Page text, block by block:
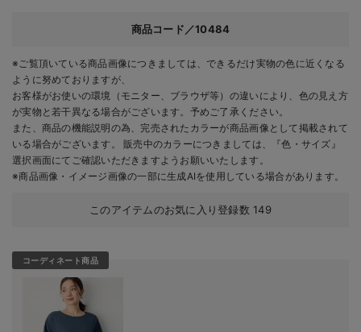
商品コード／10484
※ご覧頂いている商品画像につきましては、できるだけ実物の色に近くなる
ように努めておりますが、
お客様がお使いの環境（モニター、ブラウザ等）の違いにより、色の見え方
が実物と若干異なる場合がございます。予めご了承ください。
また、商品の機能説明の為、完売されたカラーが商品画像として掲載されて
いる場合がございます。 販売中のカラーにつきましては、『色・サイズ』
選択画面にてご確認いただきますようお願いいたします。
※商品画像・イメージ画像の一部に生成AIを使用している場合があります。
このアイテムのお気に入り登録数 149
コーディネート商品